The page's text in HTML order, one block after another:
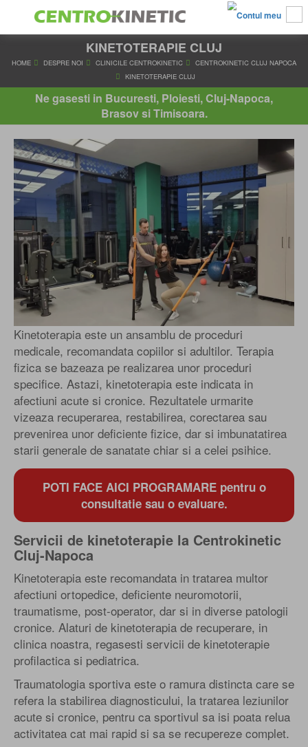
KINETOTERAPIE CLUJ
CLINICILE CENTROKINETIC
KINETOTERAPIE CLUJ
Ne gasesti in Bucuresti, Ploiesti, Cluj-Napoca,
Brasov si Timisoara.
Kinetoterapia este un ansamblu de proceduri
medicale, recomandata copiilor si adultilor. Terapia
fizica se bazeaza pe realizarea unor proceduri
specifice. Astazi, kinetoterapia este indicata in
afectiuni acute si cronice. Rezultatele urmarite
vizeaza recuperarea, restabilirea, corectarea sau
prevenirea unor deficiente fizice, dar si imbunatatirea
starii generale de sanatate chiar si a celei psihice.
POTI FACE AICI PROGRAMARE pentru o
consultatie sau o evaluare.
Servicii de kinetoterapie la Centrokinetic
Cluj-Napoca
Kinetoterapia este recomandata in tratarea multor
afectiuni ortopedice, deficiente neuromotorii,
traumatisme, post-operator, dar si in diverse patologii
cronice. Alaturi de kinetoterapia de recuperare, in
clinica noastra, regasesti servicii de kinetoterapie
profilactica si pediatrica.
Traumatologia sportiva este o ramura distincta care se
refera la stabilirea diagnosticului, la tratarea leziunilor
acute si cronice, pentru ca sportivul sa isi poata relua
activitatea cat mai rapid si sa se recupereze complet.